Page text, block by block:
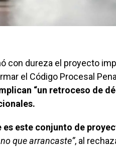
con dureza el proyecto
el Código Procesal
“un retroceso de
es este conjunto de
que arrancaste”, al